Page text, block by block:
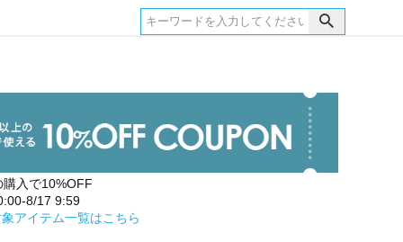
入で10%OFF
8/17 9:59
アイテム一覧はこちら